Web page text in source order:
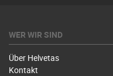
WER WIR SIND
Über Helvetas
Kontakt